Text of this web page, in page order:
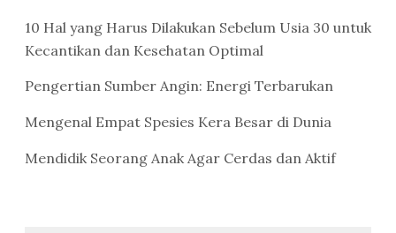
10 Hal yang Harus Dilakukan Sebelum Usia 30 untuk
Kecantikan dan Kesehatan Optimal
Pengertian Sumber Angin: Energi Terbarukan
Mengenal Empat Spesies Kera Besar di Dunia
Mendidik Seorang Anak Agar Cerdas dan Aktif